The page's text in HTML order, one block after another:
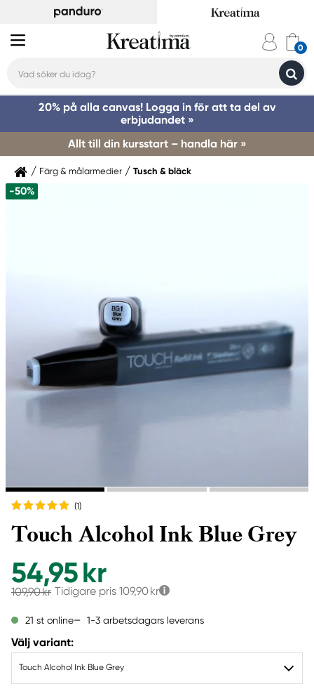
20% på alla canvas! Logga in för att ta del av
erbjudandet »
Allt till din kursstart – handla här »
Färg & målarmedier Tusch & bläck
-50%
(1)
Touch Alcohol Ink Blue Grey
54,95 kr
109,90 kr Tidigare pris 109,90 kr
21 st online 1-3 arbetsdagars leverans
Välj variant:
Touch Alcohol Ink Blue Grey